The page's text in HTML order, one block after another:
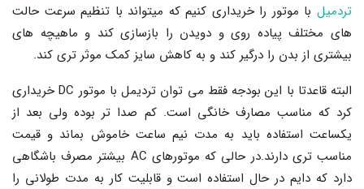
تردمیل با موتور را خریداری کنیم که میتواند با تنظیم سرعت حالت
های مختلف پیاده روی و دویدن را بازسازی کند و ماهیچه های
بیشتری از بدن را درگیر کند و به کاهش سایز کمک موثر تری کند.
البته قاعدتا با این بودجه فقط می توان تردیمل با موتور DC خریداری
کرد که مناسب مصارف خانگی است. کم صدا تر بوده ولی بعد از
یکساعت استفاده باید به مدت نیم ساعت خاموش بماند و قیمت
مناسب تری دارند.در حالی که موتورهای AC بیشتر مصرف باشگاهی
دارد که دایم در حال استفاده است و قابلیت کار به مدت طولانی را